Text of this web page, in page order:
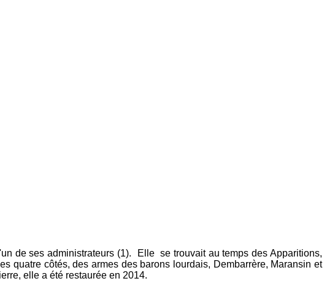
de ses administrateurs (1). Elle se trouvait au temps des Apparitions,
quatre côtés, des armes des barons lourdais, Dembarrère, Maransin et
elle a été restaurée en 2014.